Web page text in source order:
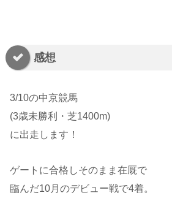
感想
3/10の中京競馬
(3歳未勝利・芝1400m)
に出走します！
ゲートに合格しそのまま在厩で
臨んだ10月のデビュー戦で4着。